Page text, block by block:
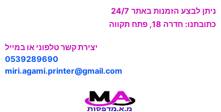
ניתן לבצע הזמנות באתר 24/7
כתובתנו: חדרה 18, פתח תקווה
יצירת קשר טלפוני או במייל
0539289690
miri.agami.printer@gmail.com